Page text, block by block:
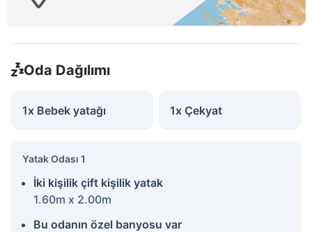
Oda Dağılımı
1x Bebek yatağı 1x Çekyat
Yatak Odası 1
İki kişilik çift kişilik yatak
1.60m x 2.00m
Bu odanın özel banyosu var